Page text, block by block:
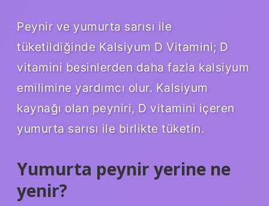
Peynir ve yumurta sarısı ile
tüketildiğinde Kalsiyum D Vitamini; D
vitamini besinlerden daha fazla kalsiyum
emilimine yardımcı olur. Kalsiyum
kaynağı olan peyniri, D vitamini içeren
yumurta sarısı ile birlikte tüketin.
Yumurta peynir yerine ne
yenir?